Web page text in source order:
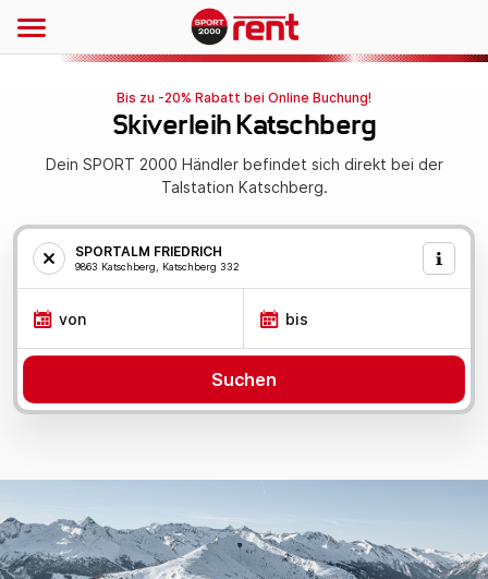
Bis zu -20% Rabatt bei Online Buchung!
Skiverleih Katschberg
Dein SPORT 2000 Händler befindet sich direkt bei der
Talstation Katschberg.
SPORTALM FRIEDRICH
9863 Katschberg, Katschberg 332
von bis